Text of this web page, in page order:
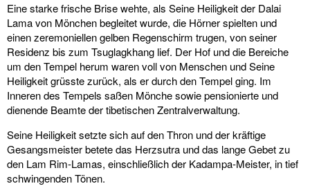
Eine starke frische Brise wehte, als Seine Heiligkeit der Dalai
Lama von Mönchen begleitet wurde, die Hörner spielten und
einen zeremoniellen gelben Regenschirm trugen, von seiner
Residenz bis zum Tsuglagkhang lief. Der Hof und die Bereiche
um den Tempel herum waren voll von Menschen und Seine
Heiligkeit grüsste zurück, als er durch den Tempel ging. Im
Inneren des Tempels saßen Mönche sowie pensionierte und
dienende Beamte der tibetischen Zentralverwaltung.
Seine Heiligkeit setzte sich auf den Thron und der kräftige
Gesangsmeister betete das Herzsutra und das lange Gebet zu
den Lam Rim-Lamas, einschließlich der Kadampa-Meister, in tief
schwingenden Tönen.